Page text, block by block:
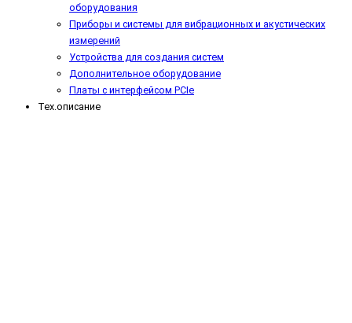
оборудования
Приборы и системы для вибрационных и акустических
измерений
Устройства для создания систем
Дополнительное оборудование
Платы с интерфейсом PCIe
Тех.описание